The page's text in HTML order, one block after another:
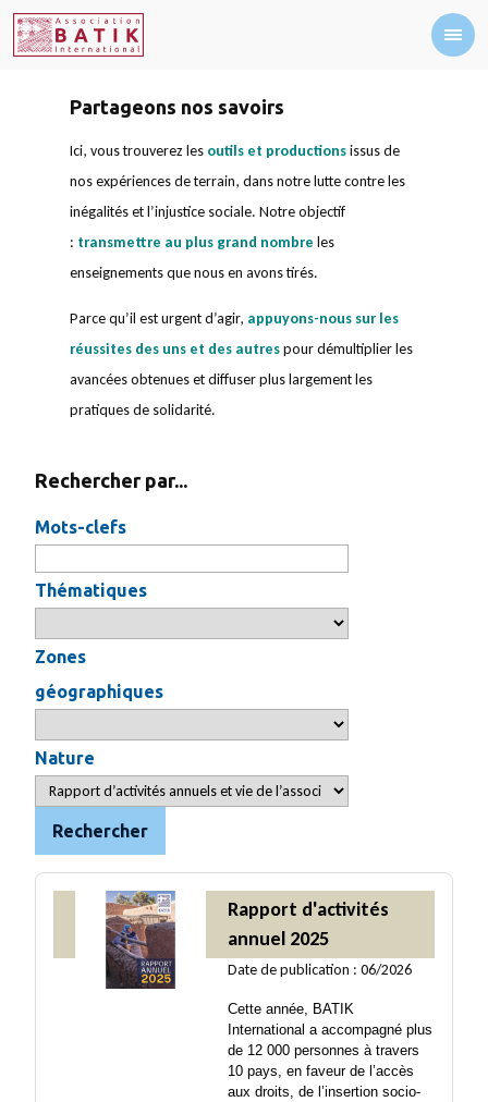
Partageons nos savoirs
Ici, vous trouverez les outils et productionsissus de
nos expériences de terrain, dans notre lutte contre les
inégalités et l’injustice sociale. Notre objectif
: transmettre au plus grand nombre les
enseignements que nous en avons tirés.
Parce qu’il est urgent d’agir, appuyons-nous sur les
réussites des uns et des autrespour démultiplier les
avancées obtenues et diffuser plus largement les
pratiques de solidarité.
Rechercher par...
Mots-clefs
Thématiques
Zones
géographiques
Nature
Rechercher
Rapport d'activités
annuel 2025
Date de publication : 06/2026
Cette année, BATIK
International a accompagné plus
de 12 000 personnes à travers
10 pays, en faveur de l’accès
aux droits, de l’insertion socio-